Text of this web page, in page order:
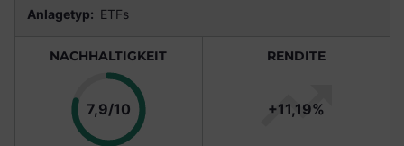
Anlagetyp: ETFs
NACHHALTIGKEIT
7,9/10Punkte
RENDITE
+11,19%